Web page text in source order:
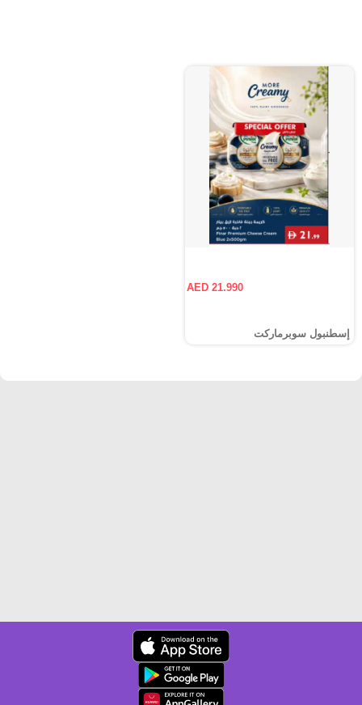
AED 21.990
إسطنبول سوبرماركت